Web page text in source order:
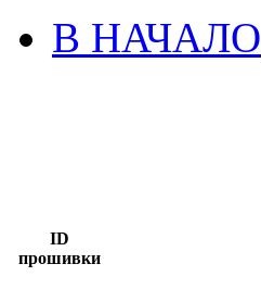
В НАЧАЛО
ID
прошивки